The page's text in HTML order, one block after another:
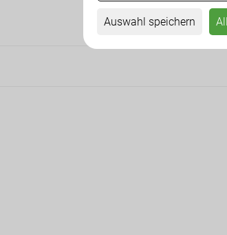
Auswahl speichern